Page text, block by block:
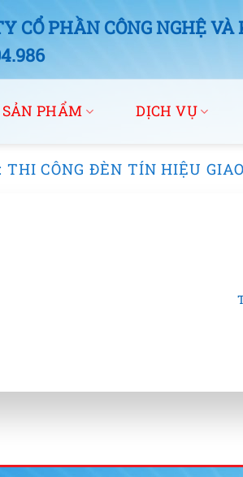
CỔ PHẦN CÔNG NGHỆ
SẢN PHẨM DỊCH VỤ
THI CÔNG ĐÈN TÍN HIỆU